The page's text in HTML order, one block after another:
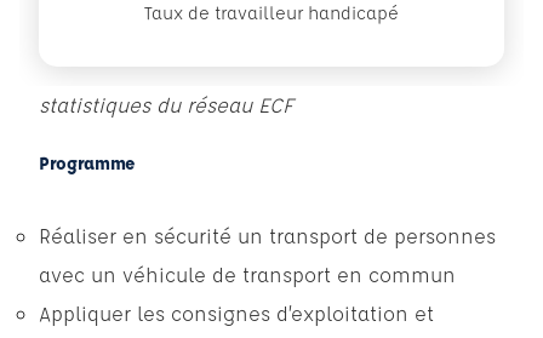
Taux de travailleur handicapé
statistiques du réseau ECF
Programme
Réaliser en sécurité un transport de personnes
avec un véhicule de transport en commun
Appliquer les consignes d’exploitation et